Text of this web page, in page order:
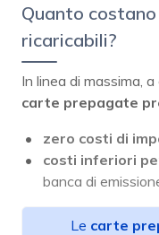
Quanto
ricaricabili?
In linea di massima,
carte prepagate
zero costi di
costi inferiori
banca di
Le carte